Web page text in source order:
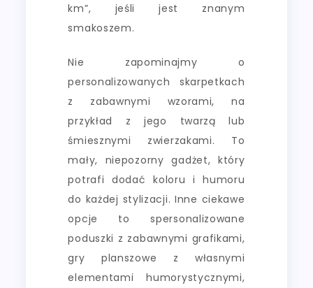
km”, jeśli jest znanym
smakoszem.
Nie zapominajmy o
personalizowanych skarpetkach
z zabawnymi wzorami, na
przykład z jego twarzą lub
śmiesznymi zwierzakami. To
mały, niepozorny gadżet, który
potrafi dodać koloru i humoru
do każdej stylizacji. Inne ciekawe
opcje to spersonalizowane
poduszki z zabawnymi grafikami,
gry planszowe z własnymi
elementami humorystycznymi,